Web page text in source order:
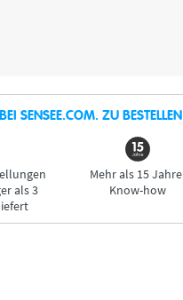
SENSEE.COM. ZU BESTELLEN
als 3
Mehr als 15 Jahre
Know-how